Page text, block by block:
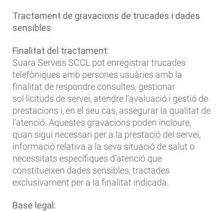
Tractament de gravacions de trucades i dades
sensibles
Finalitat del tractament:
Suara Serveis SCCL pot enregistrar trucades
telefòniques amb persones usuàries amb la
finalitat de respondre consultes, gestionar
sol·licituds de servei, atendre l’avaluació i gestió de
prestacions i, en el seu cas, assegurar la qualitat de
l’atenció. Aquestes gravacions poden incloure,
quan sigui necessari per a la prestació del servei,
informació relativa a la seva situació de salut o
necessitats específiques d’atenció que
constitueixen dades sensibles, tractades
exclusivament per a la finalitat indicada.
Base legal: